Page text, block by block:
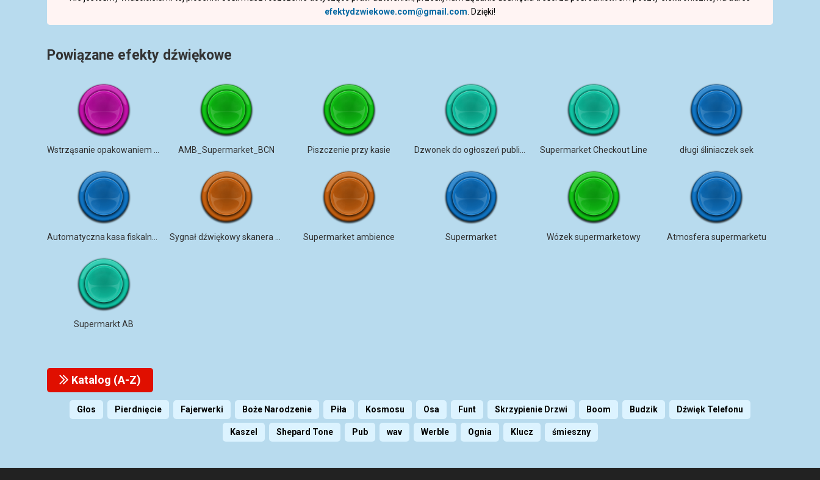
efektydzwiekowe.com@gmail.com . Dzięki!
Powiązane efekty dźwiękowe
AMB_Supermarket_BCN Piszczenie przy kasie Supermarket Checkout Line długi śliniaczek sek
Supermarket ambience Supermarket Wózek supermarketowy Atmosfera supermarketu
Supermarkt AB
Katalog (A-Z)
Głos Pierdnięcie Fajerwerki Boże Narodzenie Piła Kosmosu Osa Funt Skrzypienie Drzwi Boom Budzik Dźwięk Telefonu
Kaszel Shepard Tone Pub wav Werble Ognia Klucz śmieszny